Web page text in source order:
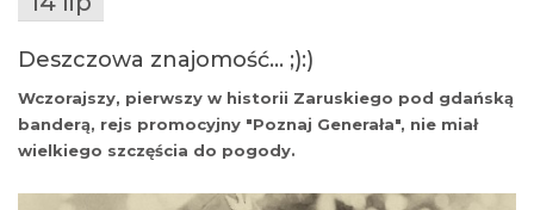
Deszczowa znajomość… ;):)
Wczorajszy, pierwszy w historii Zaruskiego pod gdańską
banderą, rejs promocyjny "Poznaj Generała", nie miał
wielkiego szczęścia do pogody.